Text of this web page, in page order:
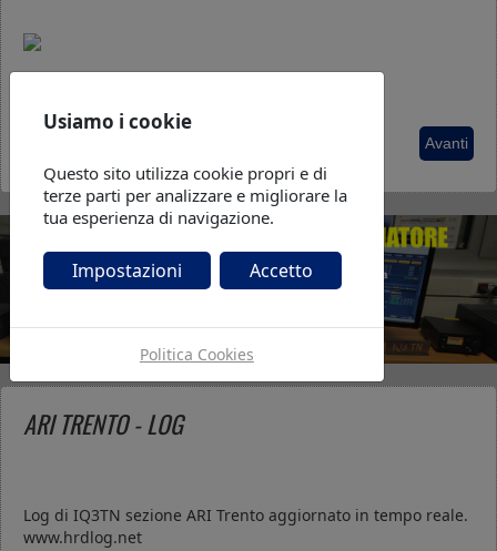
Articolo
Avanti
ARI TRENTO - LOG
Log di IQ3TN sezione ARI Trento aggiornato in tempo reale.
www.hrdlog.net
Usiamo i cookie
Questo sito utilizza cookie propri e di
terze parti per analizzare e migliorare la
tua esperienza di navigazione.
Impostazioni Accetto
Politica Cookies